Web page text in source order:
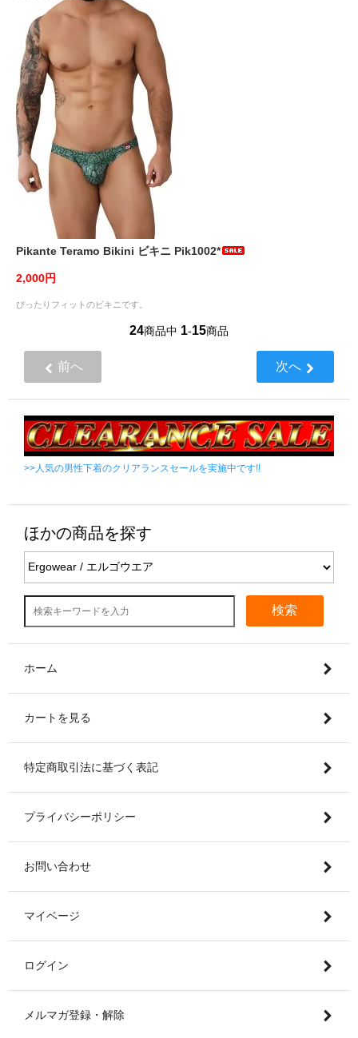
Pikante Teramo Bikini ビキニ Pik1002*
2,000円
ぴったりフィットのビキニです。
24商品中 1-15商品
前へ 次へ
>>人気の男性下着のクリアランスセールを実施中です!!
ほかの商品を探す
検索
ホーム
カートを見る
特定商取引法に基づく表記
プライバシーポリシー
お問い合わせ
マイベージ
ログイン
メルマガ登録・解除